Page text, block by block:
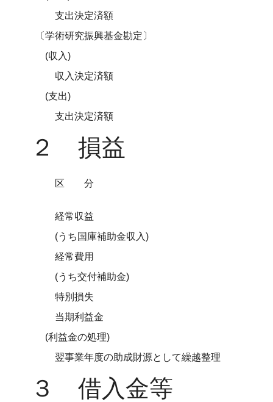
支出決定済額
〔学術研究振興基金勘定〕
(収入)
収入決定済額
(支出)
支出決定済額
２ 損益
区分
経常収益
(うち国庫補助金収入)
経常費用
(うち交付補助金)
特別損失
当期利益金
(利益金の処理)
翌事業年度の助成財源として繰越整理
３ 借入金等